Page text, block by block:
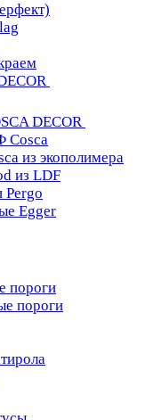
DECOR
Cosca
из экополимера
из LDF
Pergo
Egger
пороги
пороги